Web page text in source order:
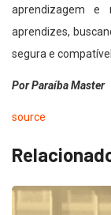
aprendizagem e
aprendizes,
segura e
Por Paraíba Master
source